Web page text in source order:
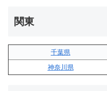
関東
千葉県
神奈川県